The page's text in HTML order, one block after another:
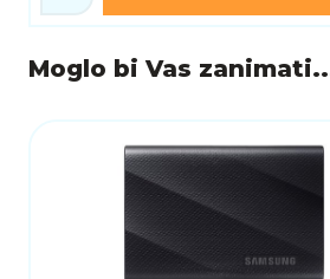
Moglo bi Vas